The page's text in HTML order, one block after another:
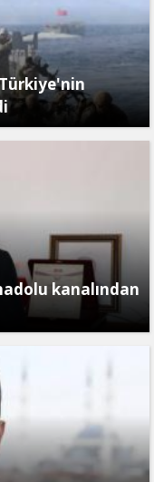
kanalından